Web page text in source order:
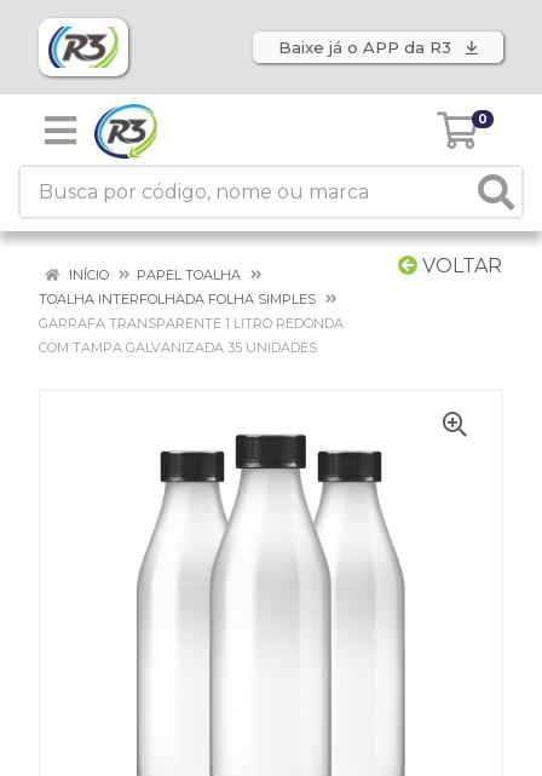
Baixe já o APP da R3
0
VOLTAR
INÍCIO
PAPEL TOALHA
TOALHA INTERFOLHADA FOLHA SIMPLES
GARRAFA TRANSPARENTE 1 LITRO REDONDA
COM TAMPA GALVANIZADA 35 UNIDADES